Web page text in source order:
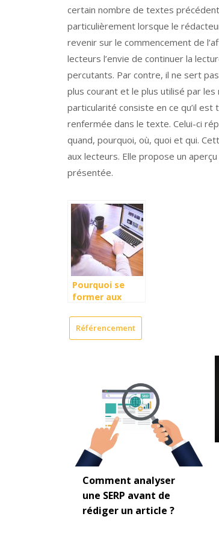
certain nombre de textes
particulièrement lorsque le
revenir sur le commencement de
lecteurs l’envie de continuer la
percutants. Par contre, il ne sert
plus courant et le plus utilisé par
particularité consiste en ce qu’il est
renfermée dans le texte. Celui-ci
quand, pourquoi, où, quoi et qui.
aux lecteurs. Elle propose un
présentée.
Pourquoi se
former aux
?
Référencement
Comment analyser
une SERP avant de
rédiger un article ?